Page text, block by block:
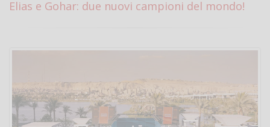
Elias e Gohar: due nuovi campioni del mondo!